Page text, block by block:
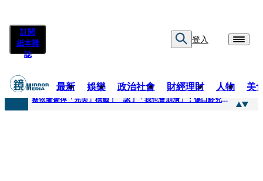
訂閱
紙本雜
誌
登入
最新 娛樂 政治社會 財經理財 人物 美
快訊
蔡依珊撕掉「完美」標籤！ 認了「我也會崩潰」：傷口終究會癒合